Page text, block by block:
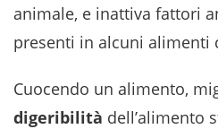
animale, e inattiva fattori
presenti in alcuni alimenti
Cuocendo un alimento,
digeribilità dell’alimento